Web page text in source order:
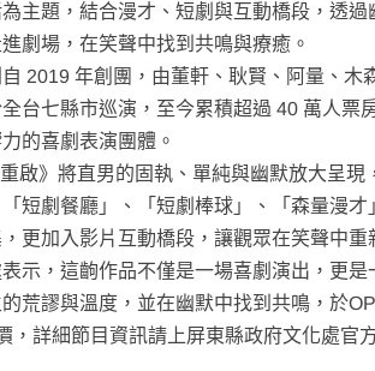
主題，結合漫才、短劇與互動橋段，透
劇場，在笑聲中找到共鳴與療癒。
年創團，由董軒、耿賢、阿量、木
台七縣市巡演，至今累積超過 40 萬人票
的喜劇表演團體。
》將直男的固執、單純與幽默放大呈現
短劇餐廳」、「短劇棒球」、「森量漫
更加入影片互動橋段，讓觀眾在笑聲中重
，這齣作品不僅是一場喜劇演出，更是
荒謬與溫度，並在幽默中找到共鳴，於
，詳細節目資訊請上屏東縣政府文化處官